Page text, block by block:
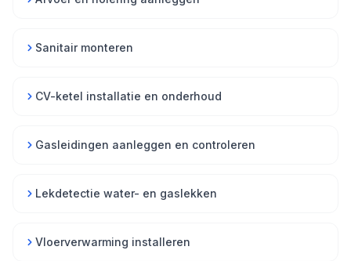
Sanitair monteren
CV-ketel installatie en onderhoud
Gasleidingen aanleggen en controleren
Lekdetectie water- en gaslekken
Vloerverwarming installeren